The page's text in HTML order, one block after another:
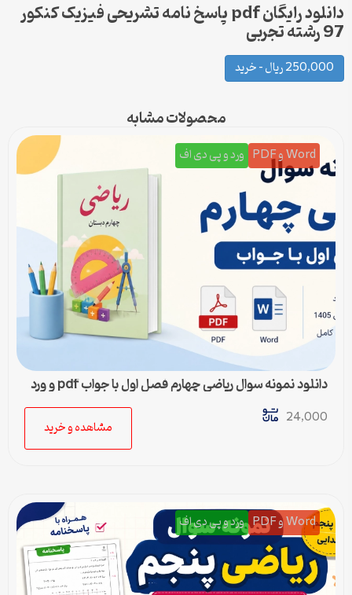
دانلود رایگان pdf پاسخ نامه تشریحی فیزیک کنکور
97 رشته تجربی
250,000 ریال – خرید
محصولات مشابه
Word و PDF ورد و پی دی اف
دانلود نمونه سوال ریاضی چهارم فصل اول با جواب pdf و ورد
24,000
مشاهده و خرید
Word و PDF ورد و پی دی اف